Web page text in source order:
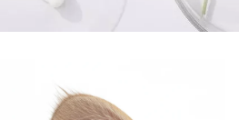
Desde 1977 |